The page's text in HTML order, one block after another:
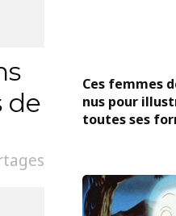
de
Ces femmes
nus pour
toutes ses